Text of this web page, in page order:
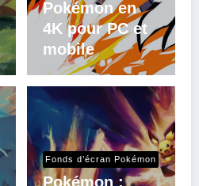
Pokémon en
4K pour PC et
mobile
Fonds d’écran Pokémon
Pokémon :